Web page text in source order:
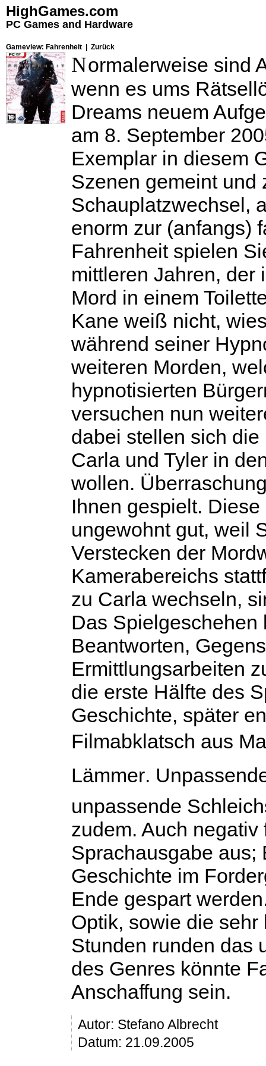
HighGames.com
PC Games and Hardware
Gameview: Fahrenheit | Zurück
Normalerweise sind
wenn es ums
Dreams neuem
am 8. September
Exemplar in diesem
Szenen gemeint und
Schauplatzwechsel,
enorm zur (anfangs)
Fahrenheit spielen
mittleren Jahren, der
Mord in einem
Kane weiß nicht,
während seiner
weiteren Morden,
hypnotisierten
versuchen nun
dabei stellen sich
Carla und Tyler in
wollen.
Ihnen gespielt.
ungewohnt gut, weil
Verstecken der
Kamerabereichs
zu Carla wechseln,
Das Spielgeschehen
Beantworten,
Ermittlungsarbeiten
die erste Hälfte des
Geschichte, später
Filmabklatsch aus
Lämmer.
unpassende
zudem. Auch
Sprachausgabe aus;
Geschichte im
Ende gespart
Optik, sowie die
Stunden runden das
des Genres könnte
Anschaffung sein.
Autor: Stefano Albrecht
Datum: 21.09.2005